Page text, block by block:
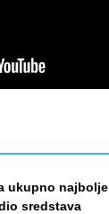
ukupno najbolje
sredstava